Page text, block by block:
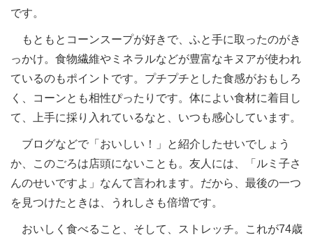
です。
もともとコーンスープが好きで、ふと手に取ったのがき
っかけ。食物繊維やミネラルなどが豊富なキヌアが使われ
ているのもポイントです。プチプチとした食感がおもしろ
く、コーンとも相性ぴったりです。体によい食材に着目し
て、上手に採り入れているなと、いつも感心しています。
ブログなどで「おいしい！」と紹介したせいでしょう
か、このごろは店頭にないことも。友人には、「ルミ子さ
んのせいですよ」なんて言われます。だから、最後の一つ
を見つけたときは、うれしさも倍増です。
おいしく食べること、そして、ストレッチ。これが74歳